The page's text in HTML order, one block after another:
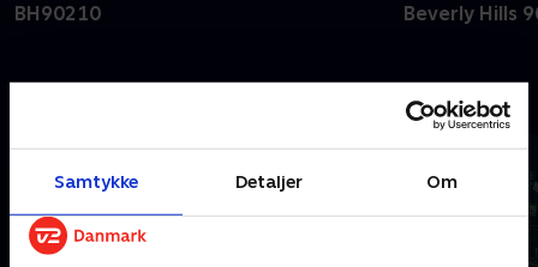
Samtykke Detaljer Om
BH90210 Beverly Hills